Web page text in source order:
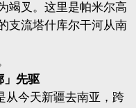
竭叉。这里是帕米尔高
支流塔什库尔干河从南
」先驱
今天新疆去南亚，跨